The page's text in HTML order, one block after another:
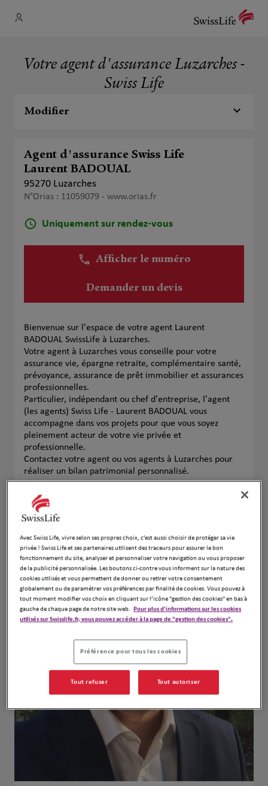
Votre agent d'assurance Luzarches -
Swiss Life
Modifier
Agent d'assurance Swiss Life
Laurent BADOUAL
95270 Luzarches
N°Orias : 11059079 - www.orias.fr
Uniquement sur rendez-vous
Afficher le numéro
Demander un devis
Bienvenue sur l'espace de votre agent Laurent
BADOUAL SwissLife à Luzarches.
Votre agent à Luzarches vous conseille pour votre
assurance vie, épargne retraite, complémentaire santé,
prévoyance, assurance de prêt immobilier et assurances
professionnelles.
Particulier, indépendant ou chef d'entreprise, l'agent
(les agents) Swiss Life - Laurent BADOUAL vous
accompagne dans vos projets pour que vous soyez
pleinement acteur de votre vie privée et
professionnelle.
Contactez votre agent ou vos agents à Luzarches pour
réaliser un bilan patrimonial personnalisé.
Avec Swiss Life, vivre selon ses propres choix, c’est aussi choisir de protéger sa vie
privée ! Swiss Life et ses partenaires utilisent des traceurs pour assurer le bon
fonctionnement du site, analyser et personnaliser votre navigation ou vous proposer
de la publicité personnalisée. Les boutons ci-contre vous informent sur la nature des
cookies utilisés et vous permettent de donner ou retirer votre consentement
globalement ou de paramétrer vos préférences par finalité de cookies. Vous pouvez à
tout moment modifier vos choix en cliquant sur l’icône "gestion des cookies" en bas à
gauche de chaque page de notre site web. Pour plus d'informations sur les cookies
utilisés sur Swisslife.fr, vous pouvez accéder à la page de "gestion des cookies".
Préférence pour tous les cookies
Tout refuser Tout autoriser